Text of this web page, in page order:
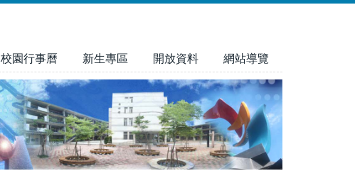
校園行事曆 新生專區 開放資料 網站導覽